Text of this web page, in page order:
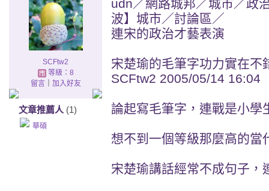
SCFtw2
等級：8
留言｜ 加入好友
文章推薦人 (1)
華碩
udn／網路城邦／城市／政
波】城市／討論區／
連宋的政治才藝表演
宋楚瑜的毛筆字功力實在不
SCFtw2 2005/05/14 16:04
論起寫毛筆字，連戰是小學
想不到一個等級那麼高的當
宋楚瑜講話經常不成句子，